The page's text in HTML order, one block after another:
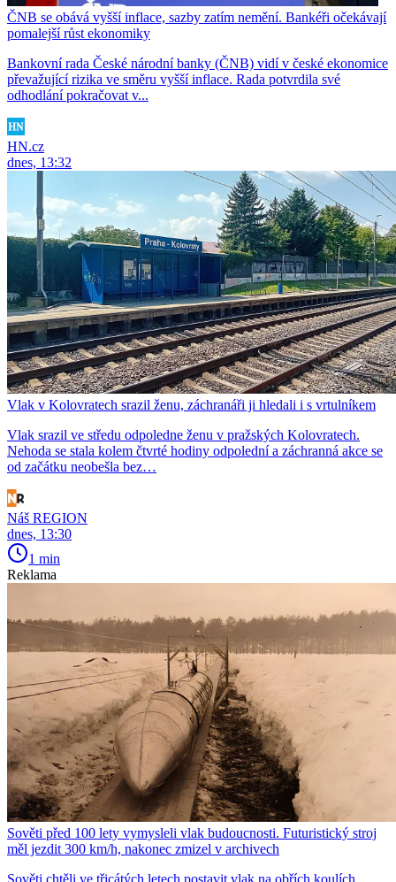
ČNB se obává vyšší inflace, sazby zatím nemění. Bankéři očekávají
pomalejší růst ekonomiky
Bankovní rada České národní banky (ČNB) vidí v české ekonomice
převažující rizika ve směru vyšší inflace. Rada potvrdila své
odhodlání pokračovat v...
HN.cz
dnes, 13:32
Vlak v Kolovratech srazil ženu, záchranáři ji hledali i s vrtulníkem
Vlak srazil ve středu odpoledne ženu v pražských Kolovratech.
Nehoda se stala kolem čtvrté hodiny odpolední a záchranná akce se
od začátku neobešla bez…
Náš REGION
dnes, 13:30
1 min
Reklama
Sověti před 100 lety vymysleli vlak budoucnosti. Futuristický stroj
měl jezdit 300 km/h, nakonec zmizel v archivech
Sověti chtěli ve třicátých letech postavit vlak na obřích koulích.